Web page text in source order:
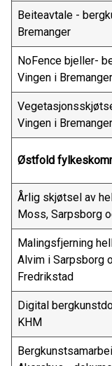
Beiteavtale -
Bremanger
NoFence bjeller-
Vingen i Bremanger
Vingen i Bremanger
Østfold
Årlig skjøtsel av
Moss, Sarpsborg
Malingsfjerning
Alvim i Sarpsborg
Fredrikstad
Digital
KHM